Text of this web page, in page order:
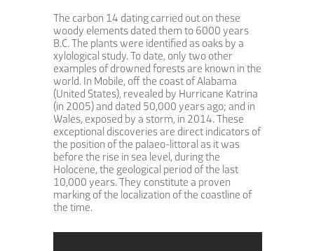
The carbon 14 dating carried out on these
woody elements dated them to 6000 years
B.C. The plants were identified as oaks by a
xylological study. To date, only two other
examples of drowned forests are known in the
world. In Mobile, off the coast of Alabama
(United States), revealed by Hurricane Katrina
(in 2005) and dated 50,000 years ago; and in
Wales, exposed by a storm, in 2014. These
exceptional discoveries are direct indicators of
the position of the palaeo-littoral as it was
before the rise in sea level, during the
Holocene, the geological period of the last
10,000 years. They constitute a proven
marking of the localization of the coastline of
the time.